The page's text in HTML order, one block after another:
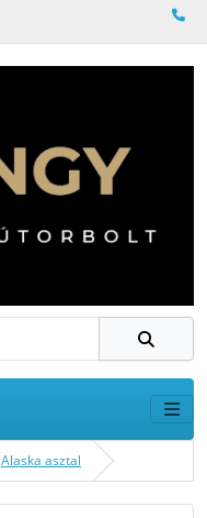
Alaska asztal